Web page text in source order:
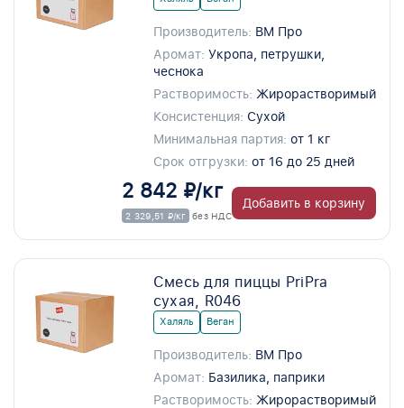
Производитель: ВМ Про
Аромат: Укропа, петрушки,
чеснока
Растворимость: Жирорастворимый
Консистенция: Сухой
Минимальная партия: от 1 кг
Срок отгрузки: от 16 до 25 дней
2 842 ₽/кг
2 329,51 ₽/кг без НДС
Добавить в корзину
Смесь для пиццы PriPra
сухая, R046
Халяль Веган
Производитель: ВМ Про
Аромат: Базилика, паприки
Растворимость: Жирорастворимый